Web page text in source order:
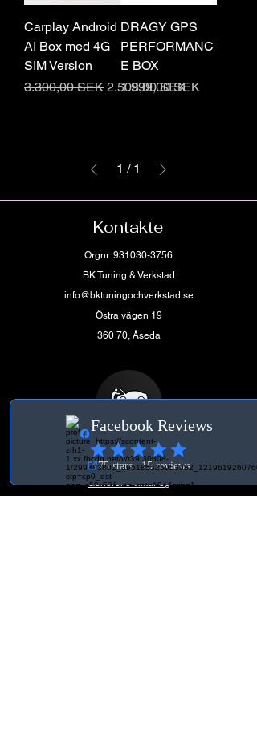
Carplay Android
AI Box med 4G
SIM Version
Regulær pris
3.300,00 SEK Salgspris
2.508,00 SEK
DRAGY GPS
PERFORMANC
E BOX
Pris
1.999,00 SEK
1 / 1
Kontakte
Orgnr:931030-3756
BK Tuning & Verkstad
info@bktuningochverkstad.se
Östra vägen 19
360 70, Åseda
Vilkår
Generelle vilkår og